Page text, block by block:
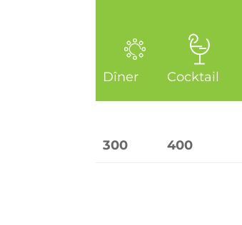
Dîner Cocktail
300
400